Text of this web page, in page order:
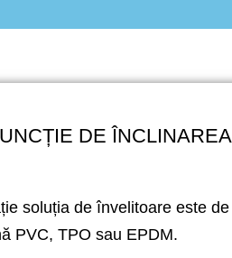
DE ÎNCLINAREA
soluția de învelitoare este de
PVC, TPO sau EPDM.